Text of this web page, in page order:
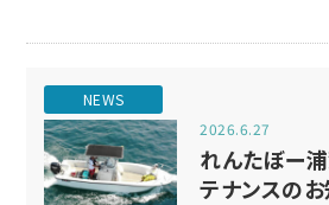
NEWS
2026.6.27
れんたぼー
テナンスの